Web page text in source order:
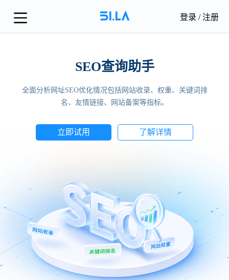
登录 /注册
重、关键词排
AI 智能助手 全新
搭载智能问答分析能力，一站式深挖全站数
据、流量与转化，全方位助力站长精细
立即试用